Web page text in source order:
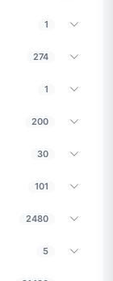
1
274
1
200
30
101
2480
5